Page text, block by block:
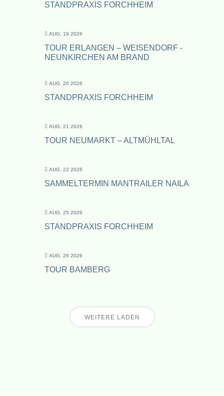
STANDPRAXIS FORCHHEIM
AUG. 19 2026
TOUR ERLANGEN – WEISENDORF -
NEUNKIRCHEN AM BRAND
AUG. 20 2026
STANDPRAXIS FORCHHEIM
AUG. 21 2026
TOUR NEUMARKT – ALTMÜHLTAL
AUG. 22 2026
SAMMELTERMIN MANTRAILER NAILA
AUG. 25 2026
STANDPRAXIS FORCHHEIM
AUG. 26 2026
TOUR BAMBERG
WEITERE LADEN